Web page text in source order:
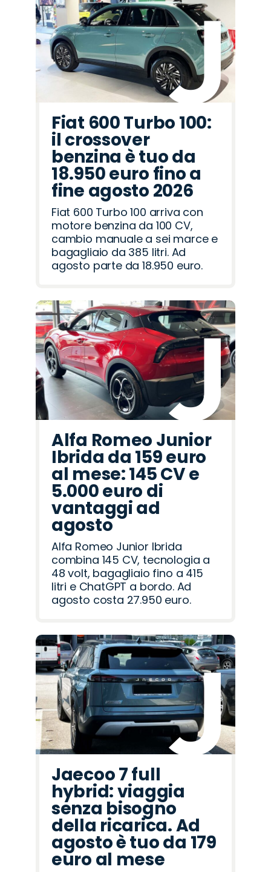
Peugeot
Land
Rover
Jeep
Hyundai
Mazda
Omoda
Fiat
Abarth
Citroën
Cupra
Lancia
Opel
Seat
Alfa
Romeo
Jaecoo
Fiat 600 Turbo 100:
il crossover
benzina è tuo da
18.950 euro fino a
fine agosto 2026
Fiat 600 Turbo 100 arriva con
motore benzina da 100 CV,
cambio manuale a sei marce e
bagagliaio da 385 litri. Ad
agosto parte da 18.950 euro.
Alfa Romeo Junior
Ibrida da 159 euro
al mese: 145 CV e
5.000 euro di
vantaggi ad
agosto
Alfa Romeo Junior Ibrida
combina 145 CV, tecnologia a
48 volt, bagagliaio fino a 415
litri e ChatGPT a bordo. Ad
agosto costa 27.950 euro.
Jaecoo 7 full
hybrid: viaggia
senza bisogno
della ricarica. Ad
agosto è tuo da 179
euro al mese